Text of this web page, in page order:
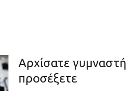
Αρχίσατε
προσέξετε